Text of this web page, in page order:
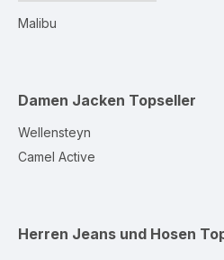
Malibu
Damen Jacken Topseller
Wellensteyn
Camel Active
Herren Jeans und Hosen